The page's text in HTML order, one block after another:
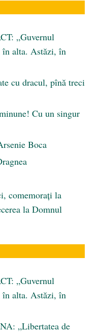
„Guvernul
în alta. Astăzi, în
cu dracul, pînă treci
Cu un singur
Boca
comemorați la
la Domnul
„Guvernul
în alta. Astăzi, în
„Libertatea de